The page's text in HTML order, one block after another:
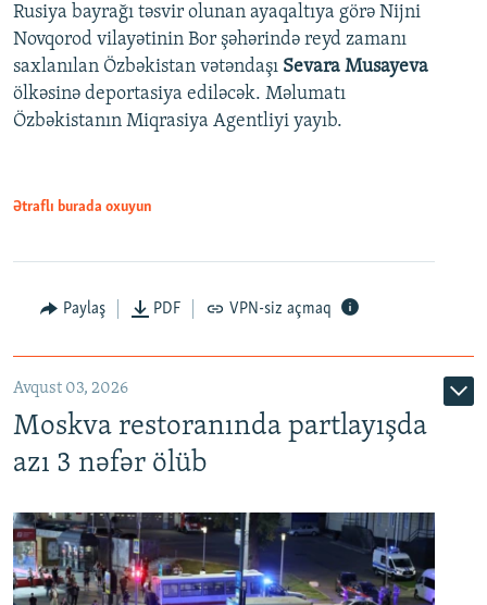
Rusiya bayrağı təsvir olunan ayaqaltıya görə Nijni
Novqorod vilayətinin Bor şəhərində reyd zamanı
saxlanılan Özbəkistan vətəndaşı Sevara Musayeva
ölkəsinə deportasiya ediləcək. Məlumatı
Özbəkistanın Miqrasiya Agentliyi yayıb.
Ətraflı burada oxuyun
Paylaş PDF VPN-siz açmaq
Avqust 03, 2026
Moskva restoranında partlayışda
azı 3 nəfər ölüb